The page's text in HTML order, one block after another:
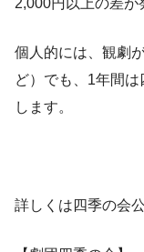
2,000円以上の差が
個人的には、観劇
ど）でも、1年間
します。
詳しくは四季の会